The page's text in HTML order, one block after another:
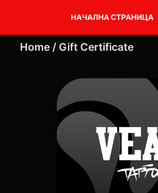
НАЧАЛНА СТРАНИЦА
Home / Gift Certificate